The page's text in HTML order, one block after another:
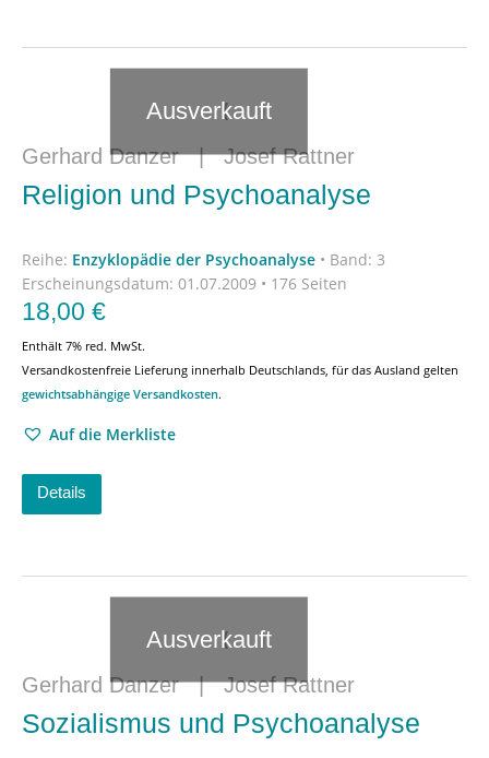
Ausverkauft
Gerhard Danzer|Josef Rattner
Religion und Psychoanalyse
Reihe: Enzyklopädie der Psychoanalyse • Band: 3
Erscheinungsdatum: 01.07.2009 • 176 Seiten
18,00 €
Enthält 7% red. MwSt.
Versandkostenfreie Lieferung innerhalb Deutschlands, für das Ausland gelten
gewichtsabhängige Versandkosten.
Auf die Merkliste
Details
Ausverkauft
Gerhard Danzer|Josef Rattner
Sozialismus und Psychoanalyse